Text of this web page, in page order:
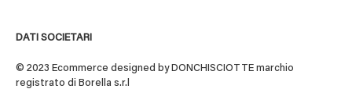
DATI SOCIETARI
© 2023 Ecommerce designed by DONCHISCIOTTE marchio
registrato di Borella s.r.l